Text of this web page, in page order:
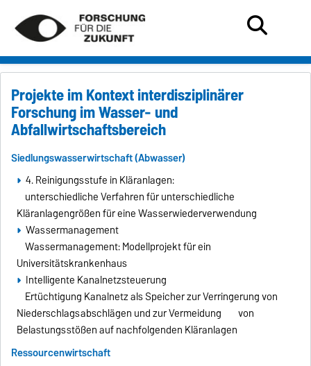
Projekte im Kontext interdisziplinärer
Forschung im Wasser- und
Abfallwirtschaftsbereich
Siedlungswasserwirtschaft (Abwasser)
4. Reinigungsstufe in Kläranlagen:
unterschiedliche Verfahren für unterschiedliche
Kläranlagengrößen für eine Wasserwiederverwendung
Wassermanagement
Wassermanagement: Modellprojekt für ein
Universitätskrankenhaus
Intelligente Kanalnetzsteuerung
Ertüchtigung Kanalnetz als Speicher zur Verringerung von
Niederschlagsabschlägen und zur Vermeidung von
Belastungsstößen auf nachfolgenden Kläranlagen
Ressourcenwirtschaft